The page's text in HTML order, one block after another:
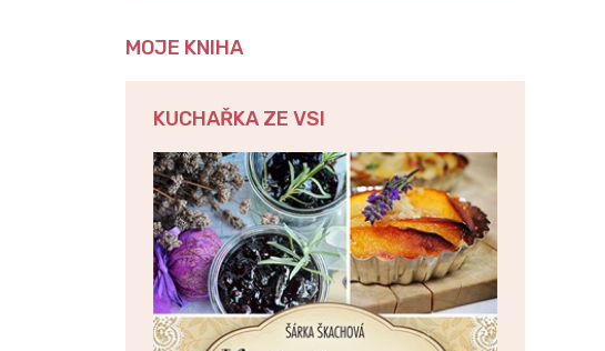
MOJE KNIHA
KUCHAŘKA ZE VSI